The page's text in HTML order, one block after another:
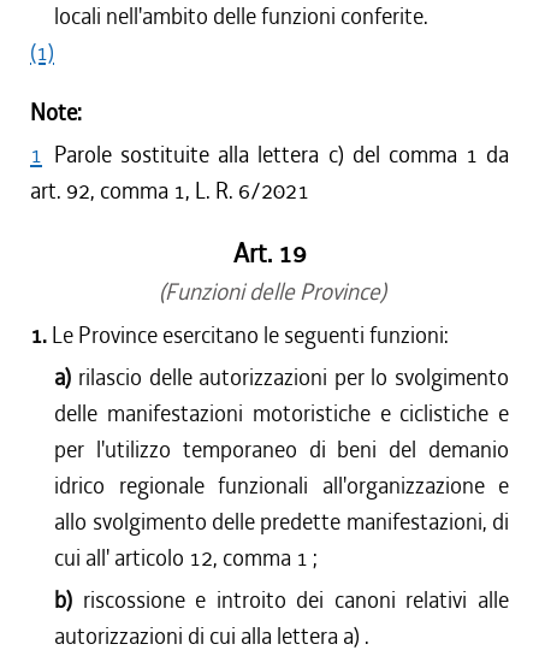
locali nell'ambito delle funzioni conferite.
(1)
Note:
1 Parole sostituite alla lettera c) del comma 1 da
art. 92, comma 1, L. R. 6/2021
Art. 19
(Funzioni delle Province)
1. Le Province esercitano le seguenti funzioni:
a) rilascio delle autorizzazioni per lo svolgimento
delle manifestazioni motoristiche e ciclistiche e
per l'utilizzo temporaneo di beni del demanio
idrico regionale funzionali all'organizzazione e
allo svolgimento delle predette manifestazioni, di
cui all' articolo 12, comma 1 ;
b) riscossione e introito dei canoni relativi alle
autorizzazioni di cui alla lettera a) .